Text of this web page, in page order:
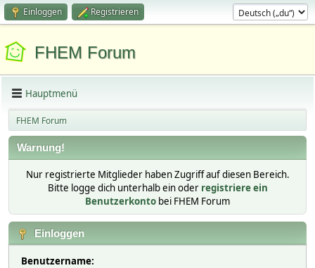
Einloggen Registrieren
FHEM Forum
Hauptmenü
FHEM Forum
Warnung!
Nur registrierte Mitglieder haben Zugriff auf diesen Bereich.
Bitte logge dich unterhalb ein oder registriere ein
Benutzerkonto bei FHEM Forum
Einloggen
Benutzername: